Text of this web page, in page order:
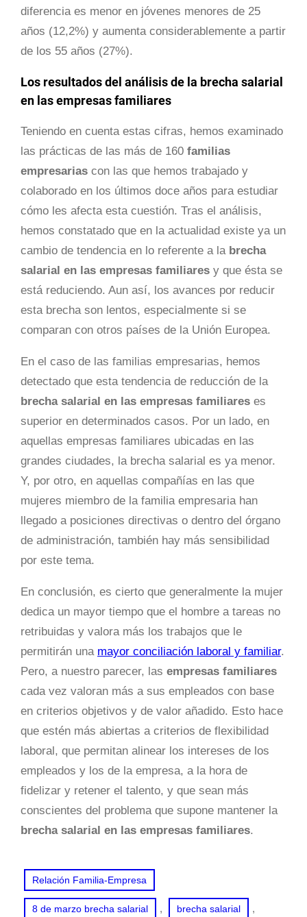
diferencia es menor en jóvenes menores de 25
años (12,2%) y aumenta considerablemente a partir
de los 55 años (27%).
Los resultados del análisis de la brecha salarial
en las empresas familiares
Teniendo en cuenta estas cifras, hemos examinado
las prácticas de las más de 160 familias
empresarias con las que hemos trabajado y
colaborado en los últimos doce años para estudiar
cómo les afecta esta cuestión. Tras el análisis,
hemos constatado que en la actualidad existe ya un
cambio de tendencia en lo referente a la brecha
salarial en las empresas familiares y que ésta se
está reduciendo. Aun así, los avances por reducir
esta brecha son lentos, especialmente si se
comparan con otros países de la Unión Europea.
En el caso de las familias empresarias, hemos
detectado que esta tendencia de reducción de la
brecha salarial en las empresas familiares es
superior en determinados casos. Por un lado, en
aquellas empresas familiares ubicadas en las
grandes ciudades, la brecha salarial es ya menor.
Y, por otro, en aquellas compañías en las que
mujeres miembro de la familia empresaria han
llegado a posiciones directivas o dentro del órgano
de administración, también hay más sensibilidad
por este tema.
En conclusión, es cierto que generalmente la mujer
dedica un mayor tiempo que el hombre a tareas no
retribuidas y valora más los trabajos que le
permitirán una mayor conciliación laboral y familiar.
Pero, a nuestro parecer, las empresas familiares
cada vez valoran más a sus empleados con base
en criterios objetivos y de valor añadido. Esto hace
que estén más abiertas a criterios de flexibilidad
laboral, que permitan alinear los intereses de los
empleados y los de la empresa, a la hora de
fidelizar y retener el talento, y que sean más
conscientes del problema que supone mantener la
brecha salarial en las empresas familiares.
Relación Familia-Empresa
8 de marzo brecha salarial , brecha salarial ,